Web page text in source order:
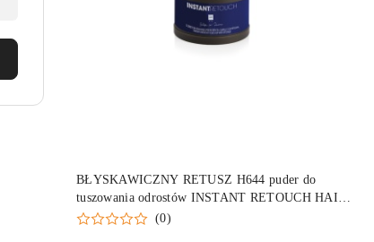
BŁYSKAWICZNY RETUSZ H644 puder do
tuszowania odrostów INSTANT RETOUCH HAIR
KOLOR jasny brąz
(0)
DO KOSZYKA